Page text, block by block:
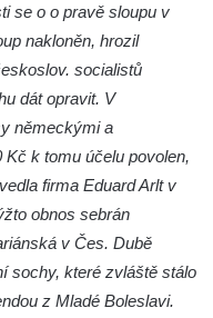
do
v
se o o pravě sloupu v
nakloněn, hrozil
socialistů
dát opravit. V
německými a
k tomu účelu povolen,
firma Eduard Arlt v
obnos sebrán
v Čes. Dubě
sochy, které zvláště stálo
z Mladé Boleslavi.